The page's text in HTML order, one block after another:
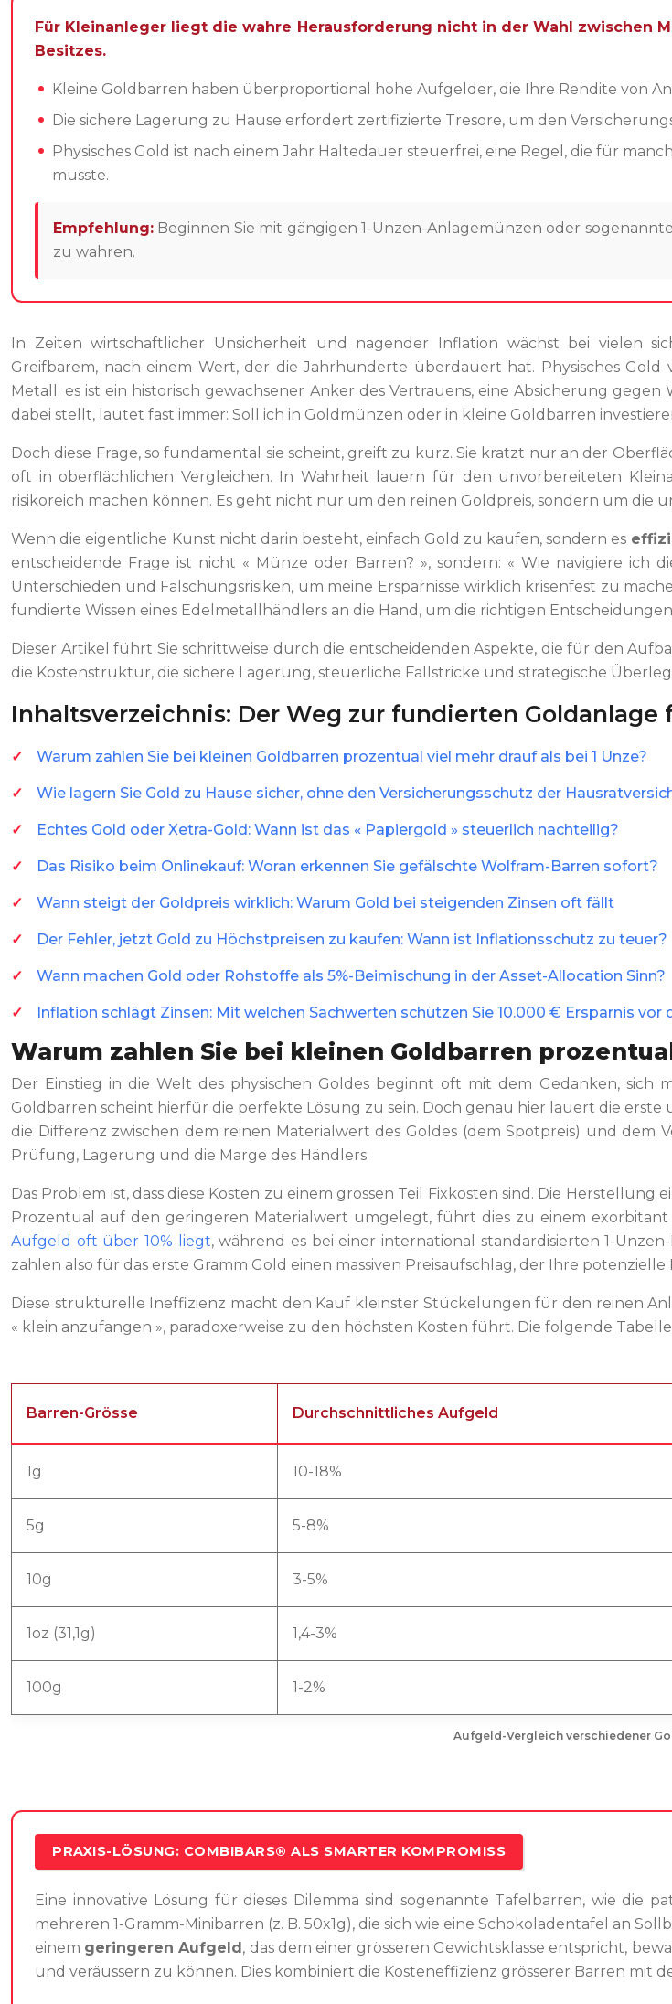
Für Kleinanleger liegt die wahre Herausforderung nicht in der Wahl zwischen
Besitzes.
Kleine Goldbarren haben überproportional hohe Aufgelder, die Ihre Rendite von
Die sichere Lagerung zu Hause erfordert zertifizierte Tresore, um den
Physisches Gold ist nach einem Jahr Haltedauer steuerfrei, eine Regel, die für
musste.
Empfehlung: Beginnen Sie mit gängigen 1-Unzen-Anlagemünzen oder
zu wahren.
In Zeiten wirtschaftlicher Unsicherheit und nagender Inflation wächst bei vielen
Greifbarem, nach einem Wert, der die Jahrhunderte überdauert hat. Physisches
Metall; es ist ein historisch gewachsener Anker des Vertrauens, eine Absicherung
dabei stellt, lautet fast immer: Soll ich in Goldmünzen oder in kleine Goldbarren
Doch diese Frage, so fundamental sie scheint, greift zu kurz. Sie kratzt nur an der
oft in oberflächlichen Vergleichen. In Wahrheit lauern für den unvorbereiteten
risikoreich machen können. Es geht nicht nur um den reinen Goldpreis, sondern um die
Wenn die eigentliche Kunst nicht darin besteht, einfach Gold zu kaufen, sondern es
entscheidende Frage ist nicht « Münze oder Barren? », sondern: « Wie navigiere ich
Unterschieden und Fälschungsrisiken, um meine Ersparnisse wirklich krisenfest zu
fundierte Wissen eines Edelmetallhändlers an die Hand, um die richtigen
Dieser Artikel führt Sie schrittweise durch die entscheidenden Aspekte, die für den
die Kostenstruktur, die sichere Lagerung, steuerliche Fallstricke und strategische
Inhaltsverzeichnis: Der Weg zur fundierten Goldanlage
Warum zahlen Sie bei kleinen Goldbarren prozentual viel mehr drauf als bei 1 Unze?
Wie lagern Sie Gold zu Hause sicher, ohne den Versicherungsschutz der
Echtes Gold oder Xetra-Gold: Wann ist das « Papiergold » steuerlich nachteilig?
Das Risiko beim Onlinekauf: Woran erkennen Sie gefälschte Wolfram-Barren sofort?
Wann steigt der Goldpreis wirklich: Warum Gold bei steigenden Zinsen oft fällt
Der Fehler, jetzt Gold zu Höchstpreisen zu kaufen: Wann ist Inflationsschutz zu teuer?
Wann machen Gold oder Rohstoffe als 5%-Beimischung in der Asset-Allocation Sinn?
Inflation schlägt Zinsen: Mit welchen Sachwerten schützen Sie 10.000 € Ersparnis vor
Warum zahlen Sie bei kleinen Goldbarren
Der Einstieg in die Welt des physischen Goldes beginnt oft mit dem Gedanken, sich
Goldbarren scheint hierfür die perfekte Lösung zu sein. Doch genau hier lauert die erste
die Differenz zwischen dem reinen Materialwert des Goldes (dem Spotpreis) und dem
Prüfung, Lagerung und die Marge des Händlers.
Das Problem ist, dass diese Kosten zu einem grossen Teil Fixkosten sind. Die Herstellung
Prozentual auf den geringeren Materialwert umgelegt, führt dies zu einem
Aufgeld oft über 10% liegt, während es bei einer international standardisierten 1-
zahlen also für das erste Gramm Gold einen massiven Preisaufschlag, der Ihre
Diese strukturelle Ineffizienz macht den Kauf kleinster Stückelungen für den reinen
« klein anzufangen », paradoxerweise zu den höchsten Kosten führt. Die folgende
Aufgeld-Vergleich verschiedener
Barren-Grösse Durchschnittliches Aufgeld
1g 10-18%
5g 5-8%
10g 3-5%
1oz (31,1g) 1,4-3%
100g 1-2%
PRAXIS-LÖSUNG: COMBIBARS® ALS SMARTER KOMPROMISS
Eine innovative Lösung für dieses Dilemma sind sogenannte Tafelbarren, wie die
mehreren 1-Gramm-Minibarren (z. B. 50x1g), die sich wie eine Schokoladentafel an
einem geringeren Aufgeld , das dem einer grösseren Gewichtsklasse entspricht,
und veräussern zu können. Dies kombiniert die Kosteneffizienz grösserer Barren mit